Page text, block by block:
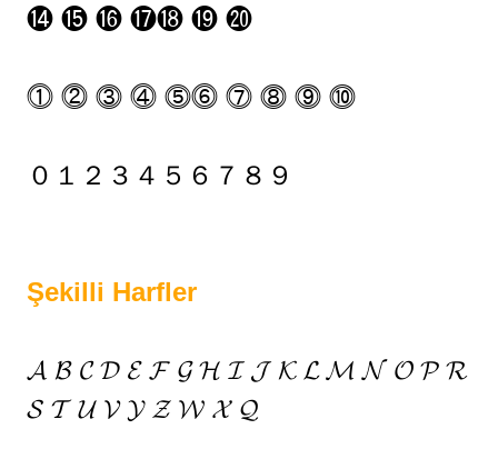
⓮ ⓯ ⓰ ⓱⓲ ⓳ ⓴
⓵ ⓶ ⓷ ⓸ ⓹⓺ ⓻ ⓼ ⓽ ⓾
０１２３４５６７８９
Şekilli Harfler
𝓐 𝓑 𝓒 𝓓 𝓔 𝓕 𝓖 𝓗 𝓘 𝓙 𝓚 𝓛 𝓜 𝓝 𝓞 𝓟 𝓡
𝓢 𝓣 𝓤 𝓥 𝓨 𝓩 𝓦 𝓧 𝓠